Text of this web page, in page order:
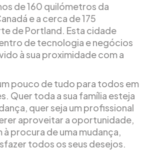
de 160 quilómetros da
e a cerca de 175
de Portland. Esta cidade
de tecnologia e negócios
à sua proximidade com a
pouco de tudo para todos em
Quer toda a sua família esteja
quer seja um profissional
aproveitar a oportunidade,
à procura de uma mudança,
todos os seus desejos.